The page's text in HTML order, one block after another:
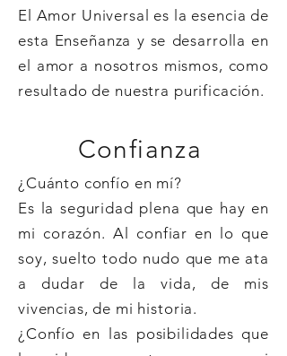
El Amor Universal es la esencia de
esta Enseñanza y se desarrolla en
el amor a nosotros mismos, como
resultado de nuestra purificación.
Confianza
¿Cuánto confío en mí?
Es la seguridad plena que hay en
mi corazón. Al confiar en lo que
soy, suelto todo nudo que me ata
a dudar de la vida, de mis
vivencias, de mi historia.
¿Confío en las posibilidades que